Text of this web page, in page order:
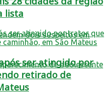
lista
ser atingido por
retirado de